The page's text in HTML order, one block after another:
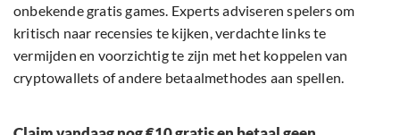
onbekende gratis games. Experts adviseren spelers om
kritisch naar recensies te kijken, verdachte links te
vermijden en voorzichtig te zijn met het koppelen van
cryptowallets of andere betaalmethodes aan spellen.